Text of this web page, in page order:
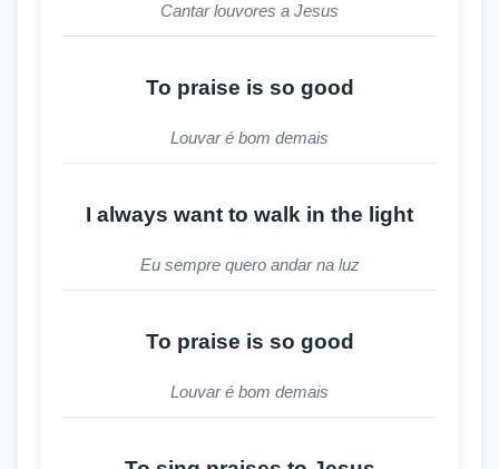
Cantar louvores a Jesus
To praise is so good
Louvar é bom demais
I always want to walk in the light
Eu sempre quero andar na luz
To praise is so good
Louvar é bom demais